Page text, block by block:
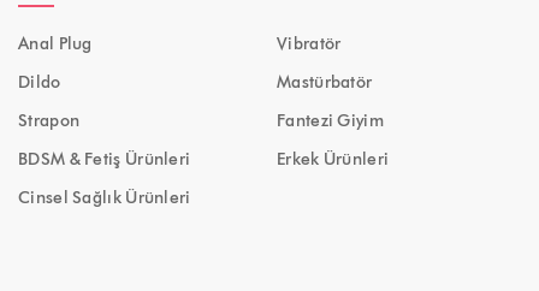
Anal Plug
Vibratör
Dildo
Mastürbatör
Strapon
Fantezi Giyim
BDSM & Fetiş Ürünleri
Erkek Ürünleri
Cinsel Sağlık Ürünleri